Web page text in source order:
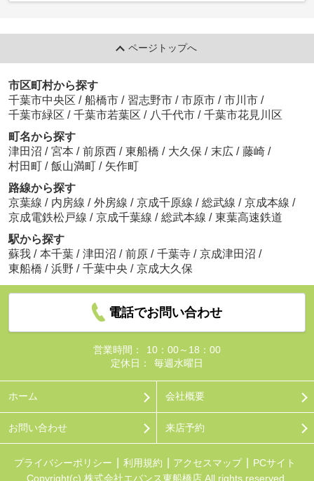
ページトップへ
市区町村から探す
千葉市中央区 / 船橋市 / 習志野市 / 市原市 / 市川市 /
千葉市緑区 / 千葉市若葉区 / 八千代市 / 千葉市花見川区
町名から探す
津田沼 / 宮本 / 前原西 / 東船橋 / 大久保 / 末広 / 藤崎 /
村田町 / 飯山満町 / 矢作町
路線から探す
京葉線 / 内房線 / 外房線 / 京成千原線 / 総武線 / 京成本線 /
京成電鉄松戸線 / 京成千葉線 / 総武本線 / 東葉高速鉄道
駅から探す
蘇我 / 本千葉 / 津田沼 / 前原 / 千葉寺 / 京成津田沼 /
東船橋 / 浜野 / 千葉中央 / 京成大久保
電話でお問い合わせ
営業時間：
10：00～18：00
定休日：
毎週水曜日
ホーム 会社概要
お問い合わせ 来店予約
プライバシーポリシー 利用規約 アクセスマップ
PCサイト
Copyright(c) 株式会社エバンス東船橋店 All rights reserved.